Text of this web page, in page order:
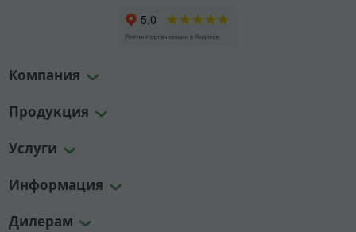
Компания
Продукция
Услуги
Информация
Дилерам